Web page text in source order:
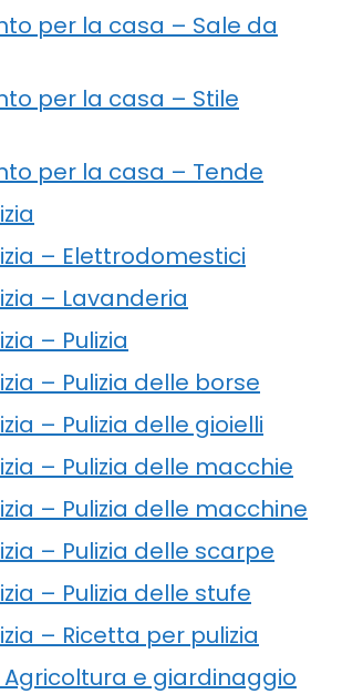
per la casa – Sale da
per la casa – Stile
per la casa – Tende
– Elettrodomestici
– Lavanderia
– Pulizia
– Pulizia delle borse
– Pulizia delle gioielli
– Pulizia delle macchie
– Pulizia delle macchine
– Pulizia delle scarpe
– Pulizia delle stufe
– Ricetta per pulizia
e giardinaggio